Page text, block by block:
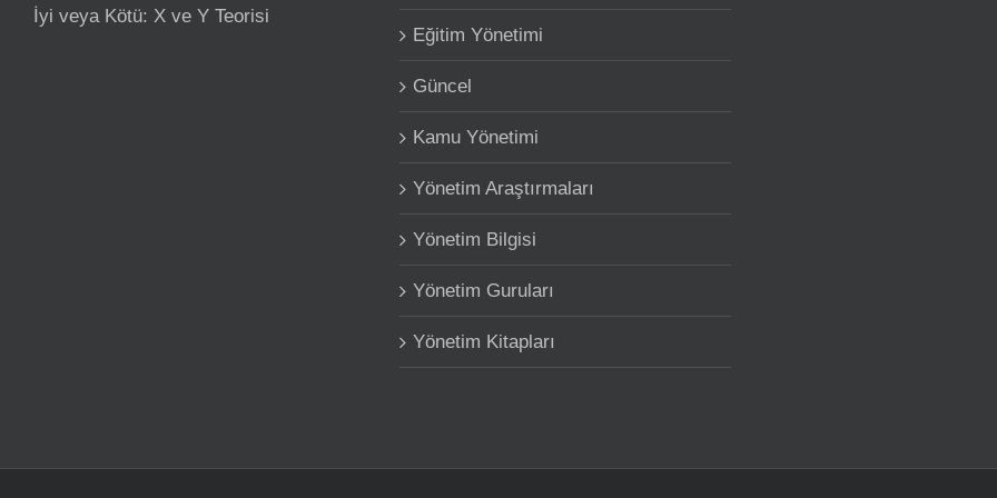
İyi veya Kötü: X ve Y Teorisi
Eğitim Yönetimi
Güncel
Kamu Yönetimi
Yönetim Araştırmaları
Yönetim Bilgisi
Yönetim Guruları
Yönetim Kitapları